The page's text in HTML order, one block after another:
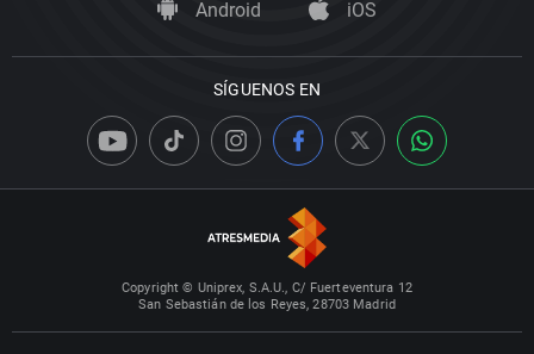
Android iOS
SÍGUENOS EN
Copyright © Uniprex, S.A.U., C/ Fuerteventura 12
San Sebastián de los Reyes, 28703 Madrid